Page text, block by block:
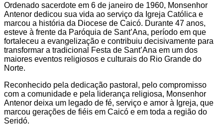
Ordenado sacerdote em 6 de janeiro de 1960, Monsenhor
Antenor dedicou sua vida ao serviço da Igreja Católica e
marcou a história da Diocese de Caicó. Durante 47 anos,
esteve à frente da Paróquia de Sant’Ana, período em que
fortaleceu a evangelização e contribuiu decisivamente para
transformar a tradicional Festa de Sant’Ana em um dos
maiores eventos religiosos e culturais do Rio Grande do
Norte.
Reconhecido pela dedicação pastoral, pelo compromisso
com a comunidade e pela liderança religiosa, Monsenhor
Antenor deixa um legado de fé, serviço e amor à Igreja, que
marcou gerações de fiéis em Caicó e em toda a região do
Seridó.